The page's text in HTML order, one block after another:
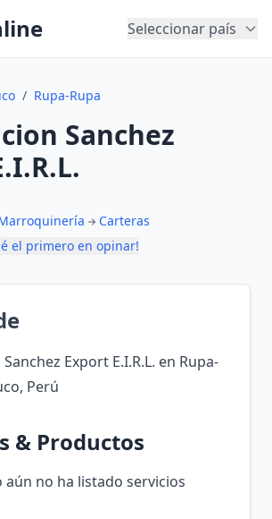
Seleccionar país
/ Rupa-Rupa
Sanchez
Carteras
el primero en opinar!
Export E.I.R.L. en Rupa-
Perú
& Productos
aún no ha listado servicios